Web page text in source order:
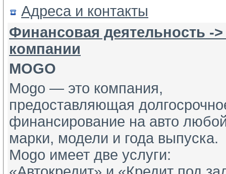
Адреса и контакты
Финансовая деятельность -
компании
MOGO
Mogo — это компания,
предоставляющая
финансирование на авто
марки, модели и года выпуска.
Mogo имеет две услуги: